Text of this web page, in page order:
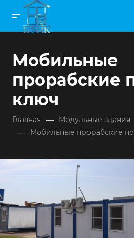
Мобильные
прорабские
ключ
Главная — Модульные здания
— Мобильные прорабские